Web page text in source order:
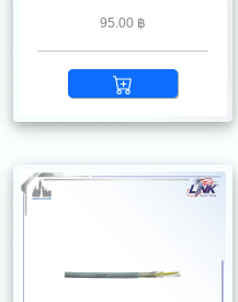
95.00 ฿